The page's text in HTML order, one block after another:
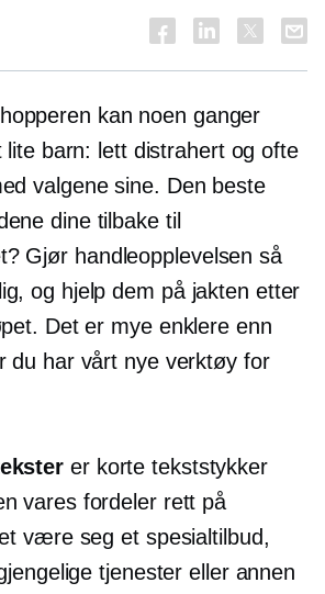
kan noen ganger
barn: lett distrahert og ofte
valgene sine. Den beste
dine tilbake til
Gjør handleopplevelsen så
og hjelp dem på jakten etter
Det er mye enklere enn
du har vårt nye verktøy for
er korte tekststykker
vares fordeler rett på
være seg et spesialtilbud,
tjenester eller annen